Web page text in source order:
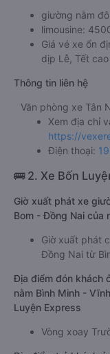
giường nằm
limousine:
Giá vé xe ổn
dịp Lễ, Tết
Thông tin liên hệ
Văn phòng xe Tân
Xem địa chỉ
https://
Điện thoại:
🚌 2. Xe Bốn
Giờ xuất phát xe
Bom - Đồng Nai của
Giờ xuất phát
Đồng Nai từ
Địa điểm đón khách
nằm Bình Minh -
Luyện Express
Vòng xoay